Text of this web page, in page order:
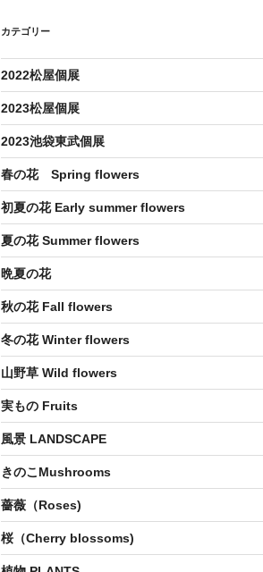
シ
ョ
ン
カテゴリー
2022松屋個展
2023松屋個展
2023池袋東武個展
春の花 Spring flowers
初夏の花 Early summer flowers
夏の花 Summer flowers
晩夏の花
秋の花 Fall flowers
冬の花 Winter flowers
山野草 Wild flowers
実もの Fruits
風景 LANDSCAPE
きのこMushrooms
薔薇（Roses)
桜（Cherry blossoms)